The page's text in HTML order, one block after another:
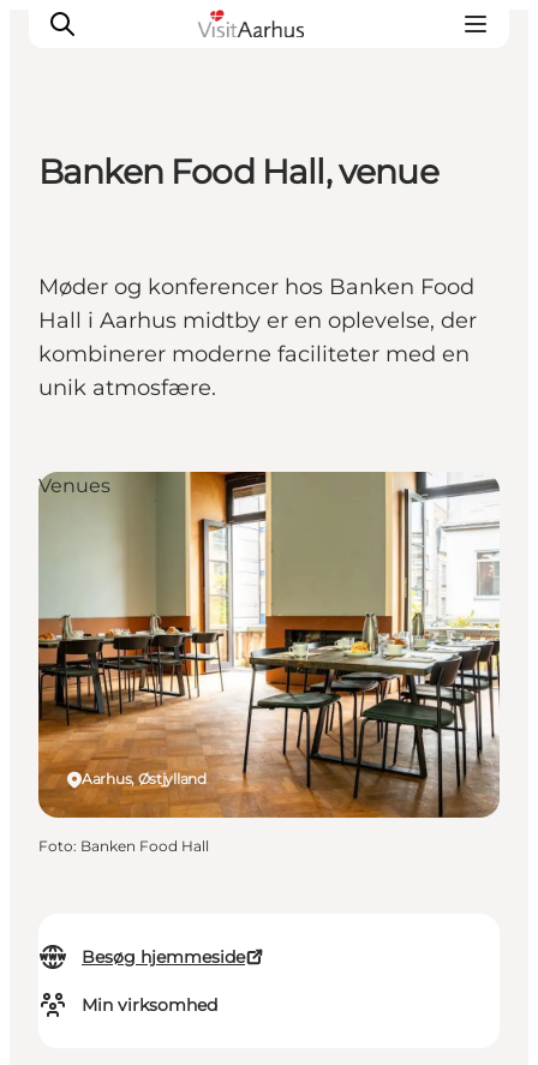
Byer og steder
Planlæg ferien
Transport
Banken Food Hall, venue
Møder og konferencer hos Banken Food
Hall i Aarhus midtby er en oplevelse, der
kombinerer moderne faciliteter med en
unik atmosfære.
Besøg hjemmeside
Min virksomhed
Aarhus, Østjylland
Venues
Foto: Banken Food Hall